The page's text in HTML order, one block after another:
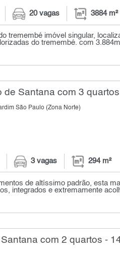
20 vagas 3884 m²
tremembé imóvel singular,
do tremembé. com
Santana com 3 quartos
São Paulo (Zona Norte)
3 vagas 294 m²
de altíssimo padrão, esta
integrados e extremamente
com 2 quartos -